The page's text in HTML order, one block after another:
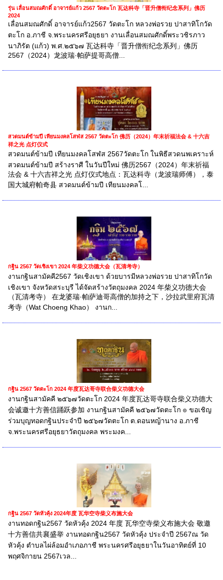
รุ่น เลื่อนสมณศักดิ์ อาจารย์แก้ว 2567 วัดตะโก 瓦达科寺「晋升僧衔纪念系列」佛历
2024
เลื่อนสมณศักดิ์ อาจารย์แก้ว2567 วัดตะโก หลวงพ่อรวย ปาสาทิโกวัด
ตะโก อ.ภาชี จ.พระนครศรีอยุธยา งานเลื่อนสมณศักดิ์พระวชิรภาว
นาภิรัต (แก้ว) พ.ศ.๒๕๖๗ 瓦达科寺「晋升僧衔纪念系列」佛历
2567（2024）龙波瑞·帕萨提哥高僧...
สวดมนต์ข้ามปี เทียนมงคลโสฬส 2567 วัดตะโก 佛历（2024）年末祈福法会 & 十六吉
祥之光 点灯仪式
สวดมนต์ข้ามปี เทียนมงคลโสฬส 2567วัดตะโก ในพิธีสวดนพเคราะห์
สวดมนต์ข้ามปี สร้างราศี ในวันปีใหม่ 佛历2567（2024）年末祈福
法会 & 十六吉祥之光 点灯仪式地点：瓦达科寺（龙波瑞师傅），泰
国大城府帕奇县 สวดมนต์ข้ามปี เทียนมงคลโ...
กฐิน 2567 วัดเชิงเขา 2024 年柴义功德大会（瓦清考寺）
งานกฐินสามัคคี2567 วัดเชิงเขา ด้วยบารมีหลวงพ่อรวย ปาสาทิโกวัด
เชิงเขา จังหวัดสระบุรี ได้จัดสร้างวัตถุมงคล 2024 年柴义功德大会
（瓦清考寺） 在龙婆瑞·帕萨迪哥高僧的加持之下，沙拉武里府瓦清
考寺（Wat Choeng Khao） งานก...
กฐิน 2567 วัดตะโก 2024 年度瓦达哥寺联合柴义功德大会
งานกฐินสามัคคี ๒๕๖๗วัดตะโก 2024 年度瓦达哥寺联合柴义功德大
会诚邀十方善信踊跃参加 งานกฐินสามัคคี ๒๕๖๗วัดตะโก ๏ ขอเชิญ
ร่วมบุญทอดกฐินประจำปี ๒๕๖๗วัดตะโก ต.ดอนหญ้านาง อ.ภาชี
จ.พระนครศรีอยุธยาวัตถุมงคล พระมงค...
กฐิน 2567 วัดหัวคุ้ง 2024年度 瓦华空寺柴义布施大会
งานทอดกฐิน2567 วัดหัวคุ้ง 2024 年度 瓦华空寺柴义布施大会 敬邀
十方善信共襄盛举 งานทอดกฐิน2567 วัดหัวคุ้ง ประจำปี 2567ณ วัด
หัวคุ้ง ตำบลไผ่ล้อมอำเภอภาชี พระนครศรีอยุธยาในวันอาทิตย์ที่ 10
พฤศจิกายน 2567เวล...